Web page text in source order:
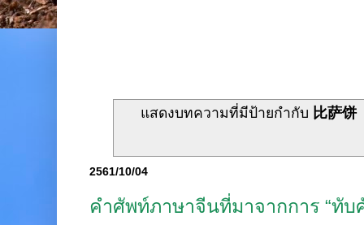
แสดงบทความที่มีป้ายกำกับ 比萨饼
2561/10/04
คำศัพท์ภาษาจีนที่มาจากการ “ทับ